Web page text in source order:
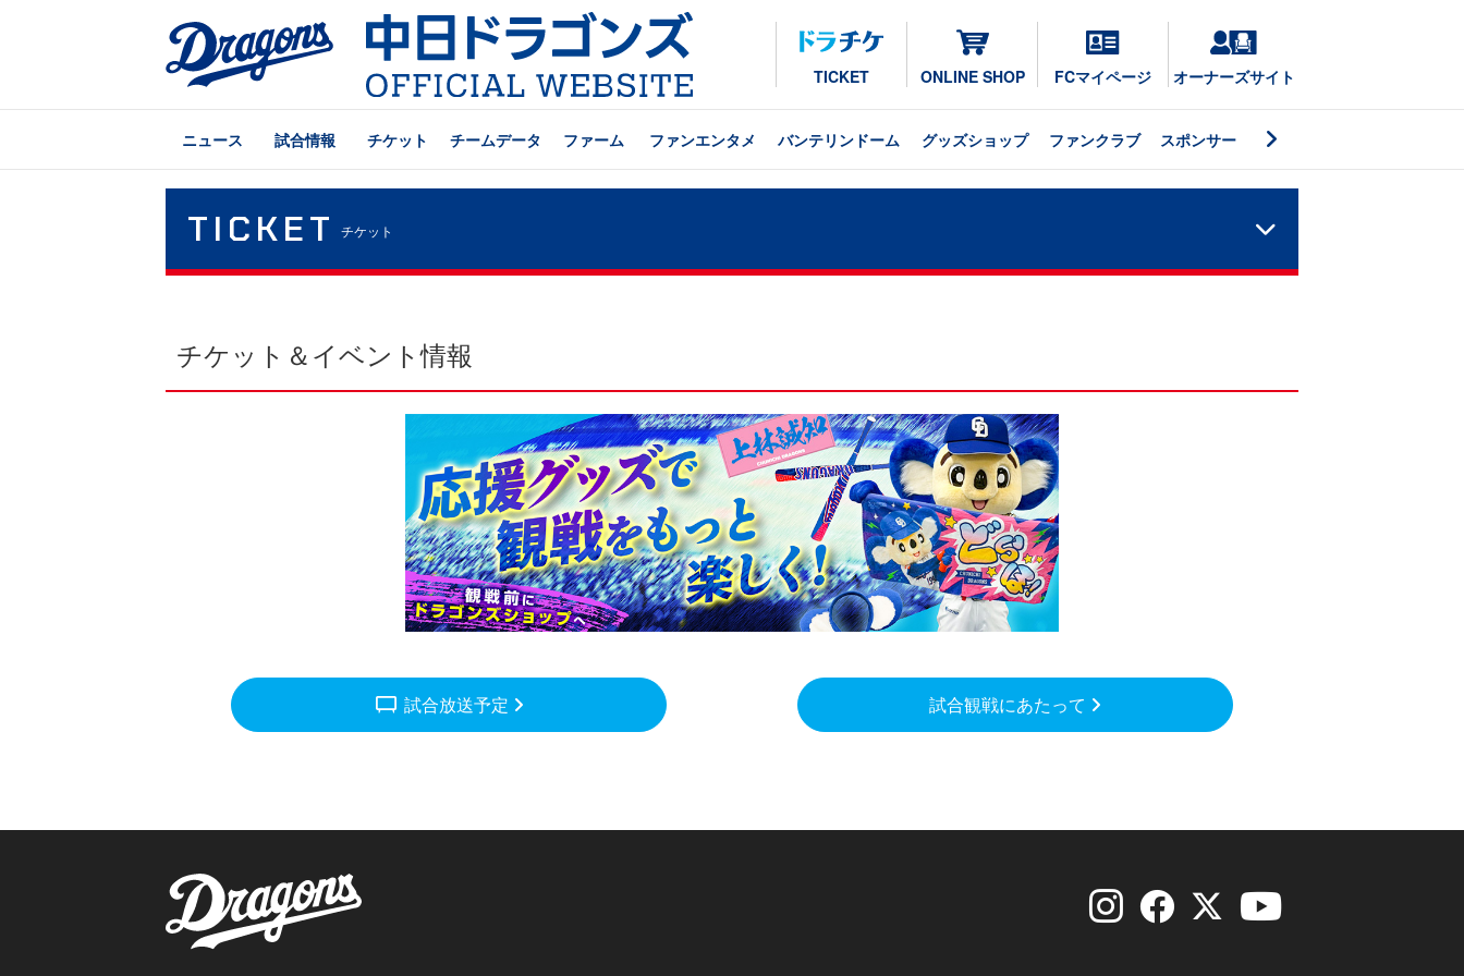
TICKET ONLINE SHOP FCマイページ オーナーズサイト
ニュース 試合情報 チケット チームデータ ファーム ファンエンタメ バンテリンドーム グッズショップ ファンクラブ スポンサー
TICKET チケット
チケット＆イベント情報
tv_gen 試合放送予定 試合観戦にあたって